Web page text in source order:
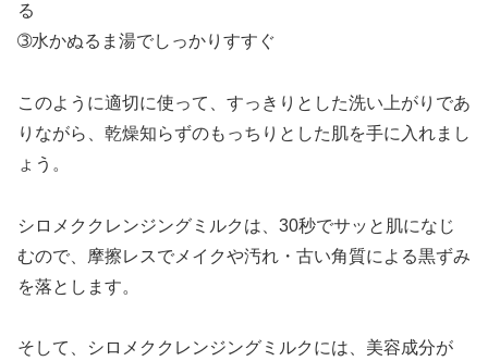
る
➂水かぬるま湯でしっかりすすぐ
このように適切に使って、すっきりとした洗い上がりであ
りながら、乾燥知らずのもっちりとした肌を手に入れまし
ょう。
シロメククレンジングミルクは、30秒でサッと肌になじ
むので、摩擦レスでメイクや汚れ・古い角質による黒ずみ
を落とします。
そして、シロメククレンジングミルクには、美容成分が